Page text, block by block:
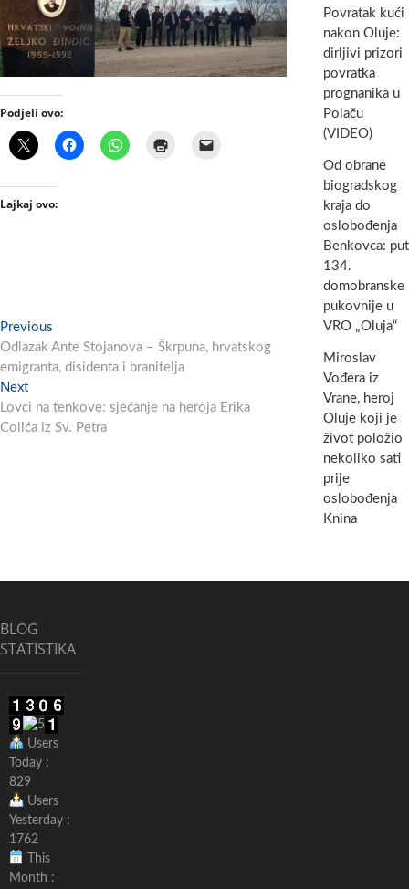
Podjeli ovo:
Lajkaj ovo:
Navigacija
objava
Previous
post:
Odlazak Ante Stojanova – Škrpuna, hrvatskog
emigranta, disidenta i branitelja
NextNext
post:
Lovci na tenkove: sjećanje na heroja Erika
Colića iz Sv. Petra
Povratak kući
nakon Oluje:
dirljivi prizori
povratka
prognanika u
Polaču
(VIDEO)
Od obrane
biogradskog
kraja do
oslobođenja
Benkovca: put
134.
domobranske
pukovnije u
VRO „Oluja“
Miroslav
Vođera iz
Vrane, heroj
Oluje koji je
život položio
nekoliko sati
prije
oslobođenja
Knina
BLOG
STATISTIKA
Users
Today :
829
Users
Yesterday :
1762
This
Month :